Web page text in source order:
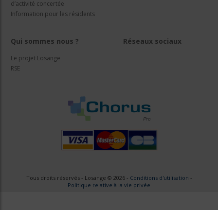
d’activité concertée
Information pour les résidents
Qui sommes nous ?
Le projet Losange
RSE
Réseaux sociaux
Tous droits réservés - Losange © 2026 - Conditions d'utilisation -
Politique relative à la vie privée